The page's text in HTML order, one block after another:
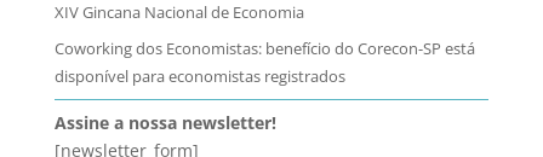
XIV Gincana Nacional de Economia
Coworking dos Economistas: benefício do Corecon-SP está
disponível para economistas registrados
Assine a nossa newsletter!
[newsletter_form]